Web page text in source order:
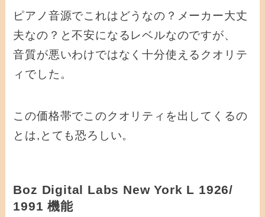
ピアノ音源でこれはどうなの？メーカー大丈
夫なの？と不安になるレベルなのですが、
音質が悪いわけではなく十分使えるクオリテ
ィでした。
この価格帯でこのクオリティを出してくるの
とは,とても恐ろしい。
Boz Digital Labs New York L 1926/
1991 機能